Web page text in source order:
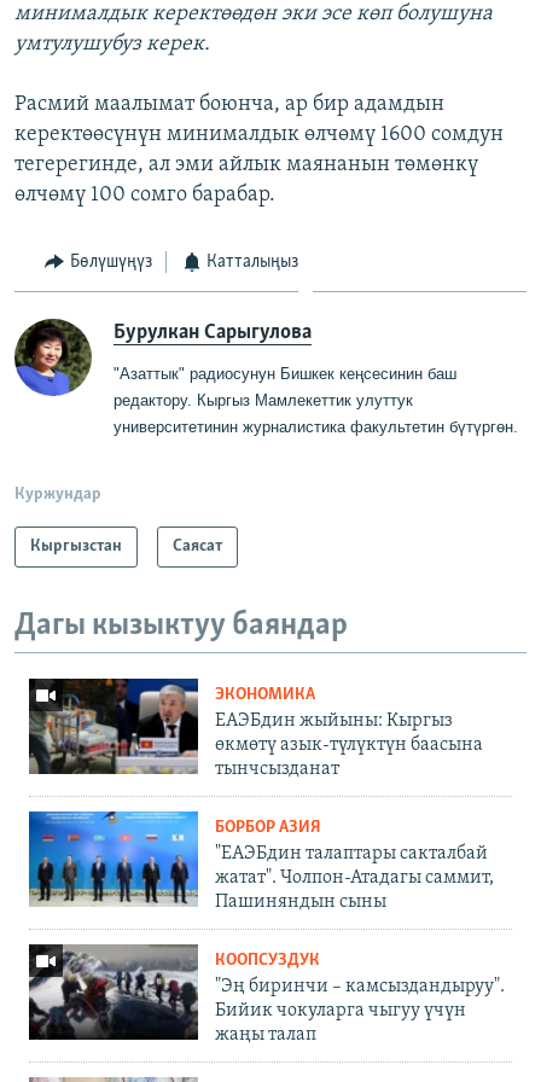
минималдык керектөөдөн эки эсе көп болушуна
умтулушубуз керек.
Расмий маалымат боюнча, ар бир адамдын
керектөөсүнүн минималдык өлчөмү 1600 сомдун
тегерегинде, ал эми айлык маянанын төмөнкү
өлчөмү 100 сомго барабар.
Бөлүшүңүз Катталыңыз
Бурулкан Сарыгулова
"Азаттык" радиосунун Бишкек кеңсесинин баш
редактору. Кыргыз Мамлекеттик улуттук
университетинин журналистика факультетин бүтүргөн.
Куржундар
Кыргызстан Саясат
Дагы кызыктуу баяндар
ЭКОНОМИКА
ЕАЭБдин жыйыны: Кыргыз
өкмөтү азык-түлүктүн баасына
тынчсызданат
БОРБОР АЗИЯ
"ЕАЭБдин талаптары сакталбай
жатат". Чолпон-Атадагы саммит,
Пашиняндын сыны
КООПСУЗДУК
"Эң биринчи – камсыздандыруу".
Бийик чокуларга чыгуу үчүн
жаңы талап